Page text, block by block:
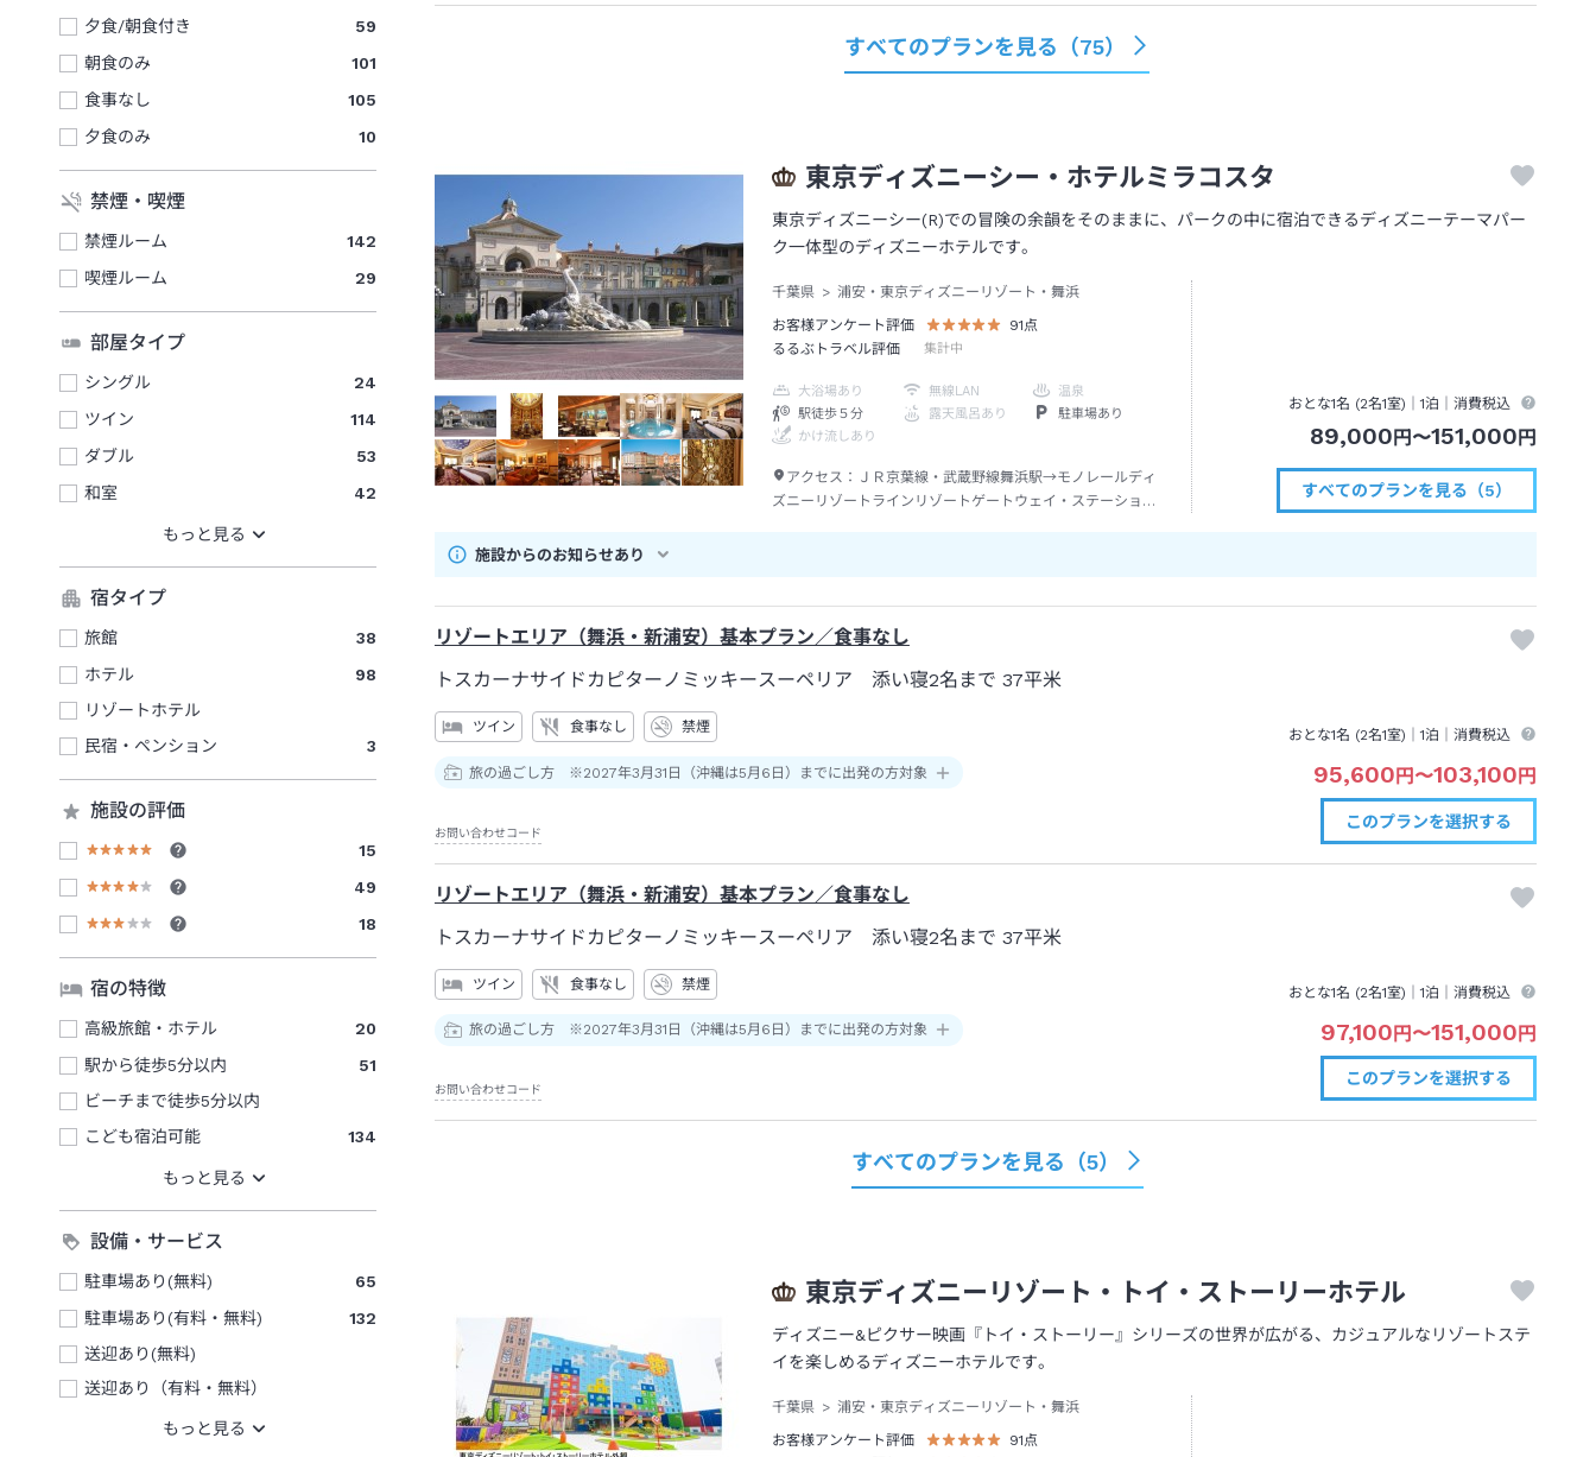
夕食/朝食付き
59
朝食のみ
101
食事なし
105
夕食のみ
10
禁煙・喫煙
禁煙ルーム
142
喫煙ルーム
29
部屋タイプ
シングル
24
ツイン
114
ダブル
53
和室
42
宿タイプ
旅館
38
ホテル
98
リゾートホテル
民宿・ペンション
3
施設の評価
15
49
18
宿の特徴
高級旅館・ホテル
20
駅から徒歩5分以内
51
ビーチまで徒歩5分以内
こども宿泊可能
134
設備・サービス
駐車場あり(無料)
65
駐車場あり(有料・無料)
132
送迎あり(無料)
送迎あり（有料・無料）
すべてのプランを見る（75）
東京ディズニーシー・ホテルミラコスタ
東京ディズニーシー(R)での冒険の余韻をそのままに、パークの中に宿泊できるディズニーテーマパー
ク一体型のディズニーホテルです。
千葉県
浦安・東京ディズニーリゾート・舞浜
お客様アンケート評価
91点
るるぶトラベル評価
集計中
大浴場あり 無線LAN
温泉
駅徒歩５分
露天風呂あり
駐車場あり
かけ流しあり
アクセス： ＪＲ京葉線・武蔵野線舞浜駅→モノレールディ
ズニーリゾートラインリゾートゲートウェイ・ステーション
おとな1名 (2名1室)｜1泊 ｜消費税込
89,000円〜151,000円
すべてのプランを見る（5）
施設からのお知らせあり
リゾートエリア（舞浜・新浦安）基本プラン／食事なし
トスカーナサイドカピターノミッキースーペリア 添い寝2名まで 37平米
ツイン 食事なし 禁煙
旅の過ごし方 ※2027年3月31日（沖縄は5月6日）までに出発の方対象
おとな1名 (2名1室)｜1泊 ｜消費税込
95,600 円 〜103,100 円
お問い合わせコード
このプランを選択する
リゾートエリア（舞浜・新浦安）基本プラン／食事なし
トスカーナサイドカピターノミッキースーペリア 添い寝2名まで 37平米
ツイン 食事なし 禁煙
旅の過ごし方 ※2027年3月31日（沖縄は5月6日）までに出発の方対象
おとな1名 (2名1室)｜1泊 ｜消費税込
97,100円〜151,000円
お問い合わせコード
このプランを選択する
すべてのプランを見る（5）
東京ディズニーリゾート・トイ・ストーリーホテル
ディズニー&ピクサー映画『トイ・ストーリー』シリーズの世界が広がる、カジュアルなリゾートステ
イを楽しめるディズニーホテルです。
千葉県
浦安・東京ディズニーリゾート・舞浜
お客様アンケート評価
91点